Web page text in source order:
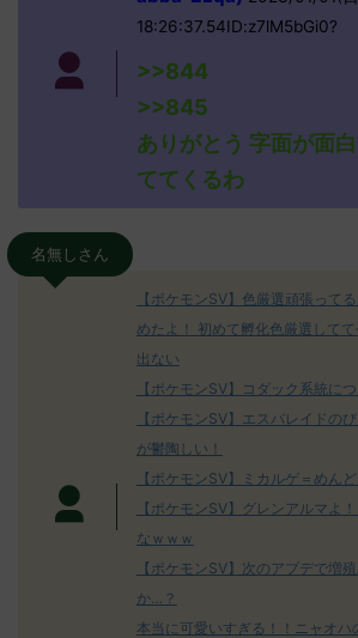
18:26:37.54ID:z7lM5bGi0?
>>844
>>845
ありがとう 字面が面
ててくるわ
名無しさん
【ポケモンSV】色厳選頑張って
めたよ！ 初めて孵化色厳選して
出ない
【ポケモンSV】コダック系統に
【ポケモンSV】エスバレイドの
が鬱陶しい！
【ポケモンSV】ミカルゲ＝めん
【ポケモンSV】グレンアルマよ
なｗｗｗ
【ポケモンSV】次のアプデで増
か…？
本当に可愛いすぎる！！ニャオハ